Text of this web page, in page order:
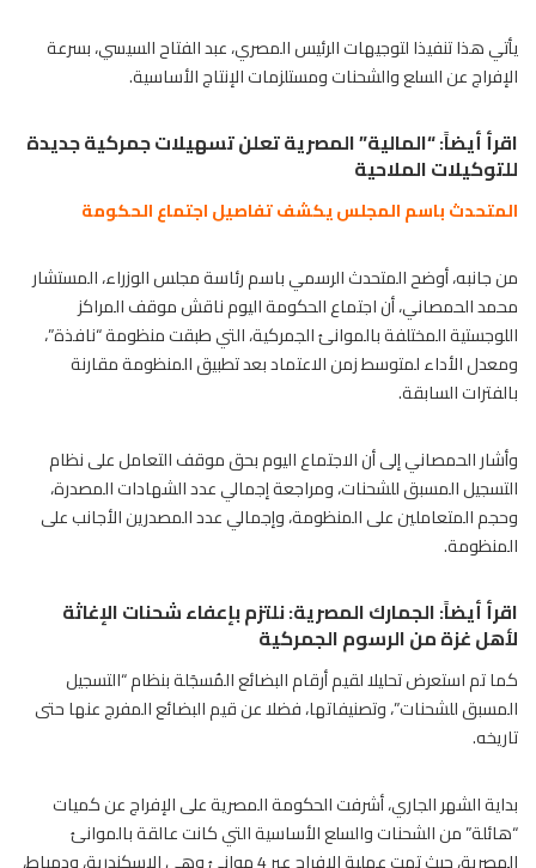
يأتي هذا تنفيذا لتوجيهات الرئيس المصري، عبد الفتاح السيسي، بسرعة
الإفراج عن السلع والشحنات ومستلزمات الإنتاج الأساسية.
اقرأ أيضاً:“المالية” المصرية تعلن تسهيلات جمركية جديدة
للتوكيلات الملاحية
المتحدث باسم المجلس يكشف تفاصيل اجتماع الحكومة
من جانبه، أوضح المتحدث الرسمي باسم رئاسة مجلس الوزراء، المستشار
محمد الحمصاني، أن اجتماع الحكومة اليوم ناقش موقف المراكز
اللوجستية المختلفة بالموانئ الجمركية، التي طبقت منظومة “نافذة”،
ومعدل الأداء لمتوسط زمن الاعتماد بعد تطبيق المنظومة مقارنة
بالفترات السابقة.
وأشار الحمصاني إلى أن الاجتماع اليوم بحق موقف التعامل على نظام
التسجيل المسبق للشحنات، ومراجعة إجمالي عدد الشهادات المصدرة،
وحجم المتعاملين على المنظومة، وإجمالي عدد المصدرين الأجانب على
المنظومة.
اقرأ أيضاً:الجمارك المصرية: نلتزم بإعفاء شحنات الإغاثة
لأهل غزة من الرسوم الجمركية
كما تم استعرض تحليلا لقيم أرقام البضائع المُسجَلة بنظام “التسجيل
المسبق للشحنات”، وتصنيفاتها، فضلا عن قيم البضائع المفرج عنها حتى
تاريخه.
بداية الشهر الجاري، أشرفت الحكومة المصرية على الإفراج عن كميات
“هائلة” من الشحنات والسلع الأساسية التي كانت عالقة بالموانئ